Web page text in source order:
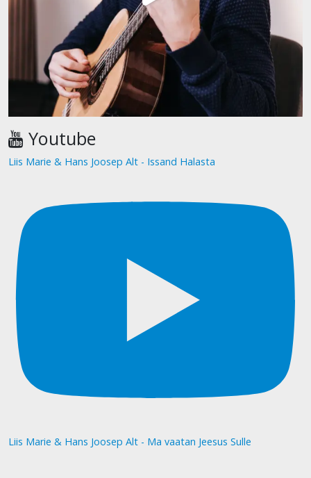
Youtube
Liis Marie & Hans Joosep Alt - Issand Halasta
Liis Marie & Hans Joosep Alt - Ma vaatan Jeesus Sulle